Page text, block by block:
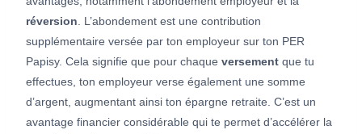
réversion . L’abondement est une contribution
supplémentaire versée par ton employeur sur ton PER
Papisy. Cela signifie que pour chaque versement que tu
effectues, ton employeur verse également une somme
d’argent, augmentant ainsi ton épargne retraite. C’est un
avantage financier considérable qui te permet d’accélérer la